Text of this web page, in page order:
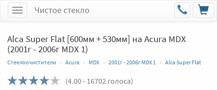
МенюЧистое стекло
Alca Super Flat [600мм + 530мм] на Acura MDX
(2001г - 2006г MDX 1)
Стеклоочистители Acura MDX 2001г - 2006г MDX 1 Alca Super Flat
(4.00- 16702 голоса)